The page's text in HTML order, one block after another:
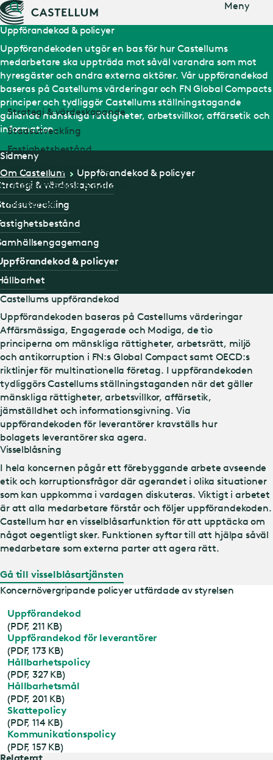
Meny
Strategi & värdeskapande
Stadsutveckling
Fastighetsbestånd
Samhällsengagemang
Uppförandekod & policyer
Hållbarhet
Uppförandekod & policyer
Uppförandekoden utgör en bas för hur Castellums
medarbetare ska uppträda mot såväl varandra som mot
hyresgäster och andra externa aktörer. Vår uppförandekod
baseras på Castellums värderingar och FN Global Compacts
principer och tydliggör Castellums ställningstagande
gällande mänskliga rättigheter, arbetsvillkor, affärsetik och
information.
Sidmeny
Om Castellum
Uppförandekod & policyer
& värdeskapande
& policyer
Castellums uppförandekod
Uppförandekoden baseras på Castellums värderingar
Affärsmässiga, Engagerade och Modiga, de tio
principerna om mänskliga rättigheter, arbetsrätt, miljö
och antikorruption i FN:s Global Compact samt OECD:s
riktlinjer för multinationella företag. I uppförandekoden
tydliggörs Castellums ställningstaganden när det gäller
mänskliga rättigheter, arbetsvillkor, affärsetik,
jämställdhet och informationsgivning. Via
uppförandekoden för leverantörer kravställs hur
bolagets leverantörer ska agera.
Visselblåsning
I hela koncernen pågår ett förebyggande arbete avseende
etik och korruptionsfrågor där agerandet i olika situationer
som kan uppkomma i vardagen diskuteras. Viktigt i arbetet
är att alla medarbetare förstår och följer uppförandekoden.
Castellum har en visselblåsarfunktion för att upptäcka om
något oegentligt sker. Funktionen syftar till att hjälpa såväl
medarbetare som externa parter att agera rätt.
Gå till visselblåsartjänsten
Koncernövergripande policyer utfärdade av styrelsen
Uppförandekod
(PDF, 211 KB)
Uppförandekod för leverantörer
(PDF, 173 KB)
Hållbarhetspolicy
(PDF, 327 KB)
Hållbarhetsmål
(PDF, 201 KB)
Skattepolicy
(PDF, 114 KB)
Kommunikationspolicy
(PDF, 157 KB)